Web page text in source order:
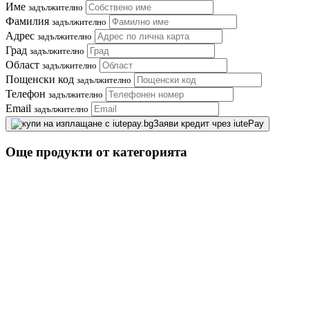
Име задължително
Фамилия задължително
Адрес задължително
Град задължително
Област задължително
Пощенски код задължително
Телефон задължително
Email задължително
Заяви кредит чрез iutePay
Още продукти от категорията